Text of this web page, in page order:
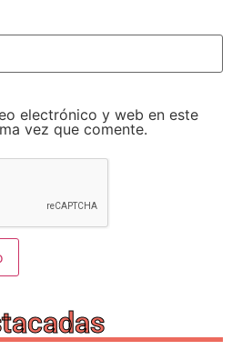
electrónico y web en este
vez que comente.